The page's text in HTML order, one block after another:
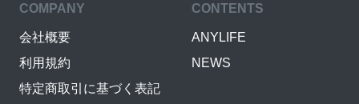
COMPANY
会社概要
利用規約
特定商取引に基づく表記
CONTENTS
ANYLIFE
NEWS